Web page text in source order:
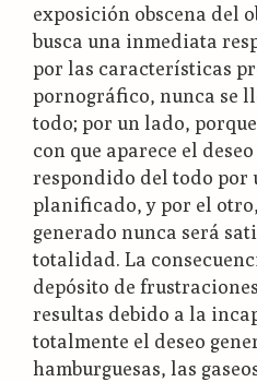
exposición obscena del
busca una inmediata
por las características
pornográfico, nunca se
todo; por un lado,
con que aparece el
respondido del todo por
planificado, y por el
generado nunca será
totalidad. La
depósito de
resultas debido a la
totalmente el deseo
hamburguesas, las